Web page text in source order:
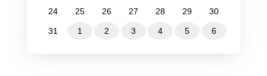
24 25 26 27 28 29 30
31 1 2 3 4 5 6